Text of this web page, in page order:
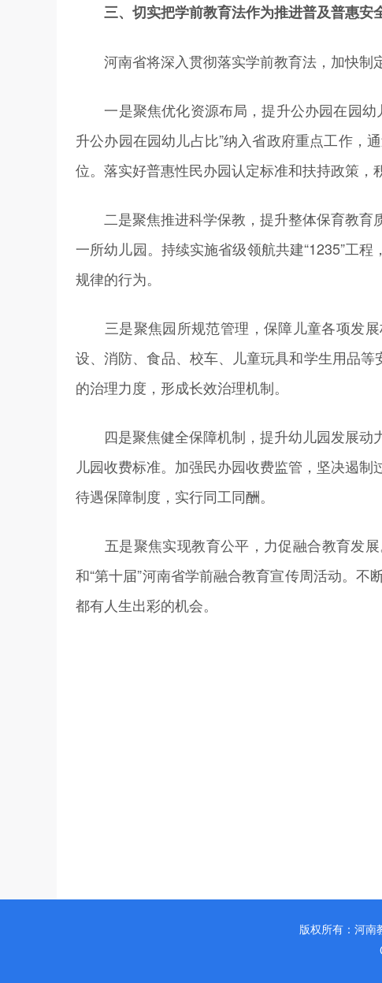
三、切实把学前教育法作为推进普及普惠安
河南省将深入贯彻落实学前教育法，加快制
一是聚焦优化资源布局，提升公办园在园幼
升公办园在园幼儿占比”纳入省政府重点工作，
位。落实好普惠性民办园认定标准和扶持政策，
二是聚焦推进科学保教，提升整体保育教育
一所幼儿园。持续实施省级领航共建“1235”工
规律的行为。
三是聚焦园所规范管理，保障儿童各项发展
设、消防、食品、校车、儿童玩具和学生用品
的治理力度，形成长效治理机制。
四是聚焦健全保障机制，提升幼儿园发展动
儿园收费标准。加强民办园收费监管，坚决遏
待遇保障制度，实行同工同酬。
五是聚焦实现教育公平，力促融合教育发展
和“第十届”河南省学前融合教育宣传周活动。
都有人生出彩的机会。
版权所有：河南